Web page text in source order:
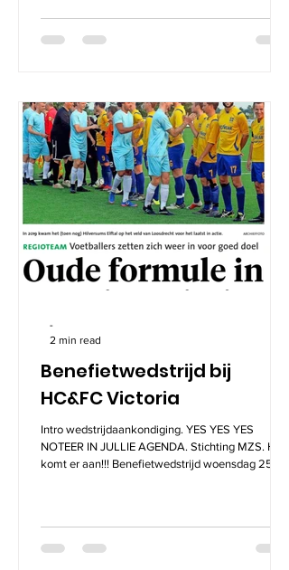
Benefietwedstrijd bij
HC&FC Victoria
Intro wedstrijdaankondiging. YES YES YES
NOTEER IN JULLIE AGENDA. Stichting MZS. Hij
komt er aan!!! Benefietwedstrijd woensdag 25...
-
2 min read